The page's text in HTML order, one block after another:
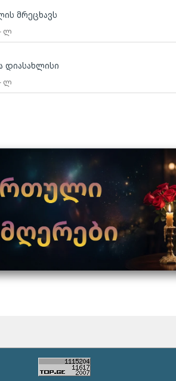
მრეცხავს
ლ
დიასახლისი
ლ